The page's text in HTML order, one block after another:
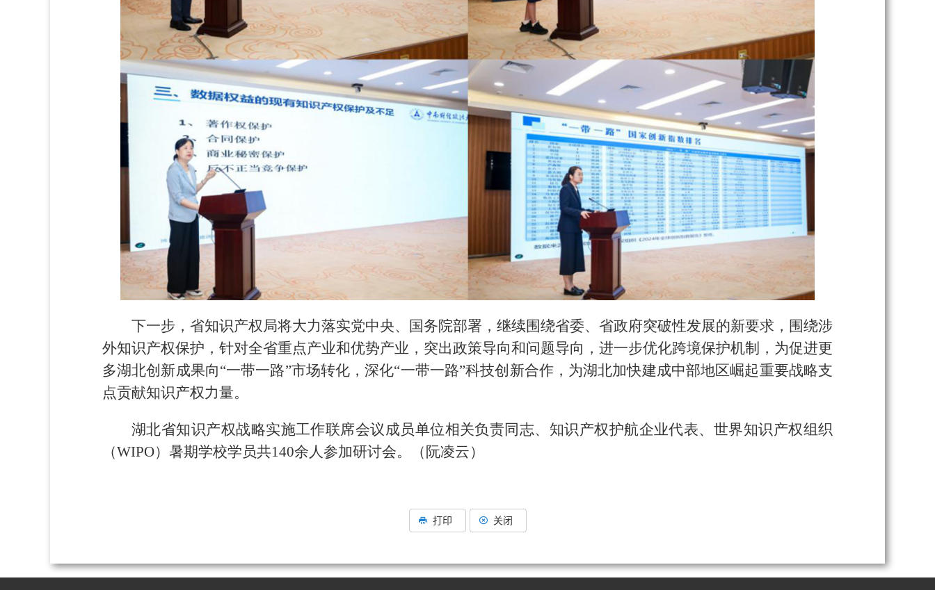
下一步，省知识产权局将大力落实党中央、国务院部署，继续围绕省委、省政府突破性发展的新要求，围绕涉
外知识产权保护，针对全省重点产业和优势产业，突出政策导向和问题导向，进一步优化跨境保护机制，为促进更
多湖北创新成果向“一带一路”市场转化，深化“一带一路”科技创新合作，为湖北加快建成中部地区崛起重要战略支
点贡献知识产权力量。
湖北省知识产权战略实施工作联席会议成员单位相关负责同志、知识产权护航企业代表、世界知识产权组织
（WIPO）暑期学校学员共140余人参加研讨会。（阮凌云）
打印 关闭